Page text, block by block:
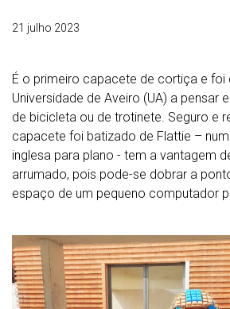
21 julho 2023
É o primeiro capacete de cortiça e foi
Universidade de Aveiro (UA) a pensar
de bicicleta ou de trotinete. Seguro e
capacete foi batizado de Flattie –
inglesa para plano - tem a vantagem
arrumado, pois pode-se dobrar a
espaço de um pequeno computador